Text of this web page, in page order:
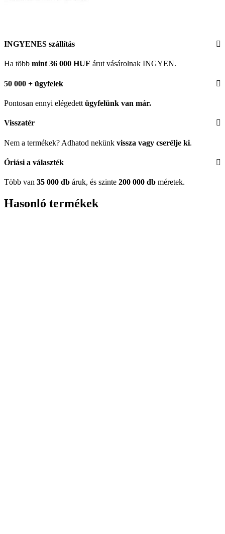
INGYENES szállítás
Ha több mint 36 000 HUF árut vásárolnak INGYEN.
50 000 + ügyfelek
Pontosan ennyi elégedett ügyfelünk van már.
Visszatér
Nem a termékek? Adhatod nekünk vissza vagy cserélje ki.
Óriási a választék
Több van 35 000 db áruk, és szinte 200 000 db méretek.
Hasonló termékek